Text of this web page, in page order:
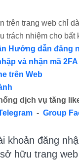
trên trang web chỉ
trách nhiệm cho
Hướng dẫn đăng
và nhận mã 2FA
trên Web
dịch vụ tăng
- Group
khoản đăng
hữu trang